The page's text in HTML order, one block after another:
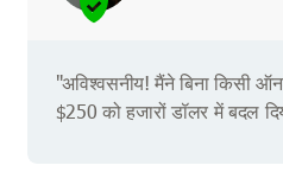
"अविश्वसनीय! मैंने बिना किसी
$250 को हजारों डॉलर में बदल